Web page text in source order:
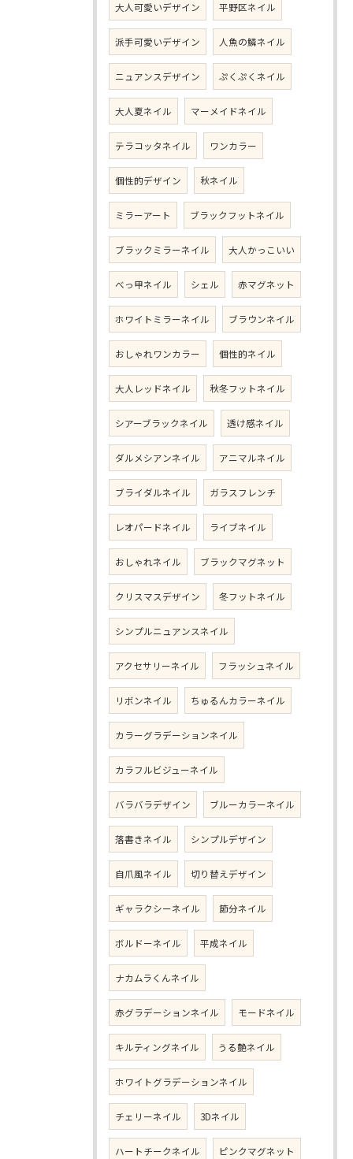
大人可愛いデザイン 平野区ネイル
派手可愛いデザイン 人魚の鱗ネイル
ニュアンスデザイン ぷくぷくネイル
大人夏ネイル マーメイドネイル
テラコッタネイル ワンカラー
個性的デザイン 秋ネイル
ミラーアート ブラックフットネイル
ブラックミラーネイル 大人かっこいい
べっ甲ネイル シェル 赤マグネット
ホワイトミラーネイル ブラウンネイル
おしゃれワンカラー 個性的ネイル
大人レッドネイル 秋冬フットネイル
シアーブラックネイル 透け感ネイル
ダルメシアンネイル アニマルネイル
ブライダルネイル ガラスフレンチ
レオパードネイル ライブネイル
おしゃれネイル ブラックマグネット
クリスマスデザイン 冬フットネイル
シンプルニュアンスネイル
アクセサリーネイル フラッシュネイル
リボンネイル ちゅるんカラーネイル
カラーグラデーションネイル
カラフルビジューネイル
バラバラデザイン ブルーカラーネイル
落書きネイル シンプルデザイン
自爪風ネイル 切り替えデザイン
ギャラクシーネイル 節分ネイル
ボルドーネイル 平成ネイル
ナカムラくんネイル
赤グラデーションネイル モードネイル
キルティングネイル うる艶ネイル
ホワイトグラデーションネイル
チェリーネイル 3Dネイル
ハートチークネイル ピンクマグネット